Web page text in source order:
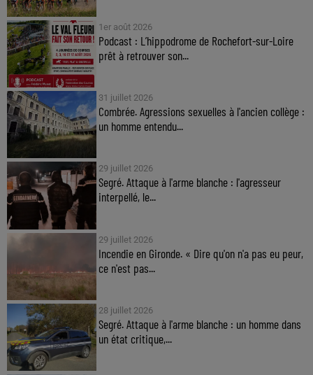
1er août 2026
Podcast : L’hippodrome de Rochefort-sur-Loire
prêt à retrouver son...
31 juillet 2026
Combrée. Agressions sexuelles à l'ancien collège :
un homme entendu...
29 juillet 2026
Segré. Attaque à l'arme blanche : l'agresseur
interpellé, le...
29 juillet 2026
Incendie en Gironde. « Dire qu'on n'a pas eu peur,
ce n'est pas...
28 juillet 2026
Segré. Attaque à l'arme blanche : un homme dans
un état critique,...